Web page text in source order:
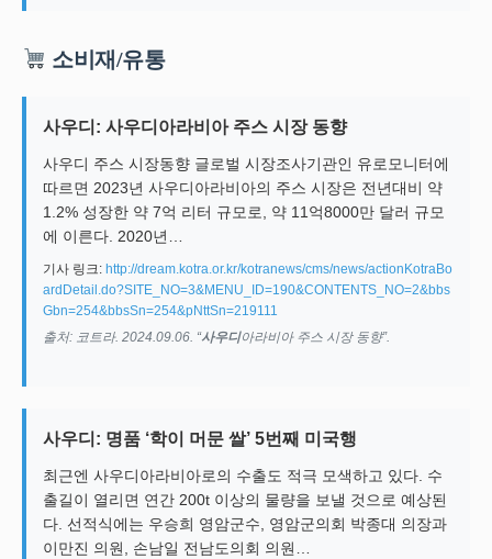
소비재/유통
사우디: 사우디아라비아 주스 시장 동향
사우디 주스 시장동향 글로벌 시장조사기관인 유로모니터에
따르면 2023년 사우디아라비아의 주스 시장은 전년대비 약
1.2% 성장한 약 7억 리터 규모로, 약 11억8000만 달러 규모
에 이른다. 2020년…
기사 링크: http://dream.kotra.or.kr/kotranews/cms/news/actionKotraBo
ardDetail.do?SITE_NO=3&MENU_ID=190&CONTENTS_NO=2&bbs
Gbn=254&bbsSn=254&pNttSn=219111
출처: 코트라. 2024.09.06. “사우디아라비아 주스 시장 동향”.
사우디: 명품 ‘학이 머문 쌀’ 5번째 미국행
최근엔 사우디아라비아로의 수출도 적극 모색하고 있다. 수
출길이 열리면 연간 200t 이상의 물량을 보낼 것으로 예상된
다. 선적식에는 우승희 영암군수, 영암군의회 박종대 의장과
이만진 의원, 손남일 전남도의회 의원…